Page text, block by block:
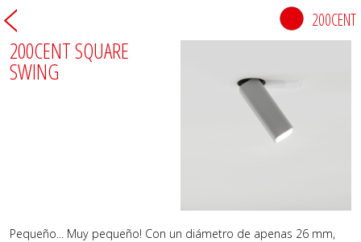
200CENT
200CENT SQUARE
SWING
Pequeño... Muy pequeño! Con un diámetro de apenas 26 mm,